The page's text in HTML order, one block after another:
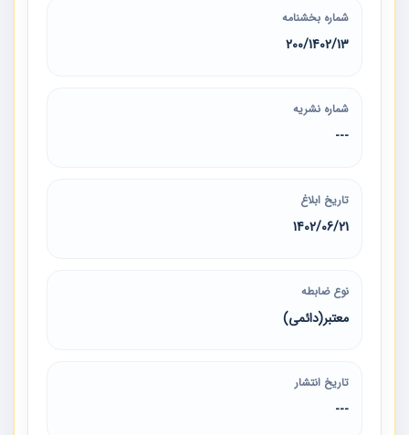
شماره بخشنامه
200/1402/13
شماره نشریه
---
تاریخ ابلاغ
1402/06/21
نوع ضابطه
معتبر(دائمی)
تاریخ انتشار
---